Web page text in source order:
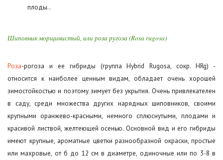
плоды..
Шиповник морщинистый, или роза ругоза (Rosa rugosa)
Роза-рогоза и ее гибриды (группа Hybrid Rugosa, сокр. HRg) -
относится к наиболее ценным видам, обладает очень хорошей
зимостойкостью и поэтому зимует без укрытия. Очень привлекателен
в саду, среди множества других нарядных шиповников, своими
крупными оранжево-красными, немного сплюснутыми, плодами и
красивой листвой, желтеющей осенью. Основной вид и его гибриды
имеют крупные, ароматные цветки разнообразной окраски, простые
или махровые, от б до 12 см в диаметре, одиночные или по 3-8 в